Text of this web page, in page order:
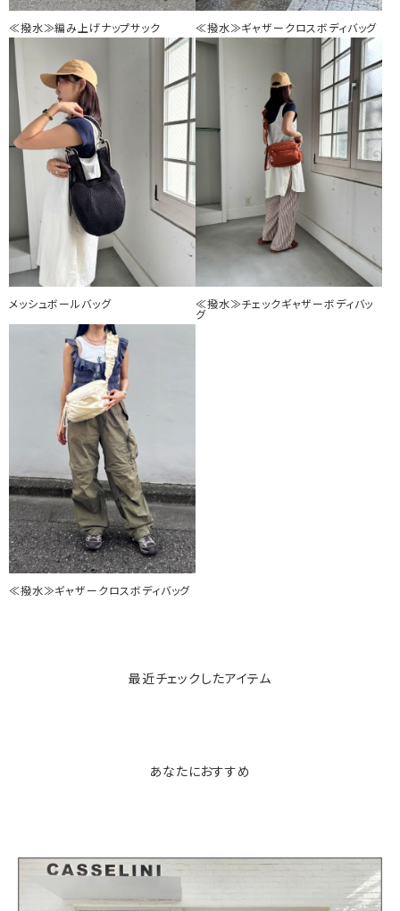
≪撥水≫編み上げナップサック ≪撥水≫ギャザークロスボディバッグ
メッシュボールバッグ
≪撥水≫チェックギャザーボディバッ
グ
≪撥水≫ギャザークロスボディバッグ
最近チェックしたアイテム
あなたにおすすめ